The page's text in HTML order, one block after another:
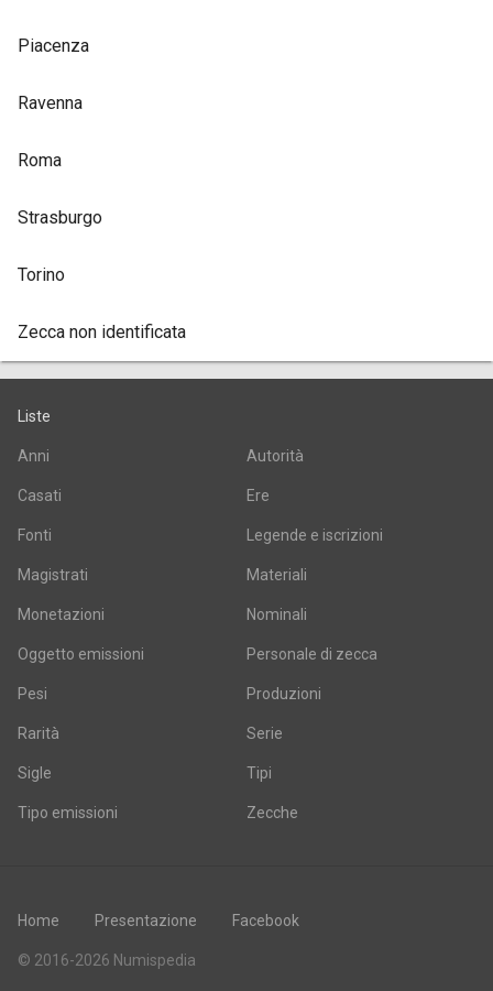
Piacenza
Ravenna
Roma
Strasburgo
Torino
Zecca non identificata
Liste
Anni Autorità
Casati Ere
Fonti Legende e iscrizioni
Magistrati Materiali
Monetazioni Nominali
Oggetto emissioni Personale di zecca
Pesi Produzioni
Rarità Serie
Sigle Tipi
Tipo emissioni Zecche
Home Presentazione Facebook
© 2016-2026 Numispedia